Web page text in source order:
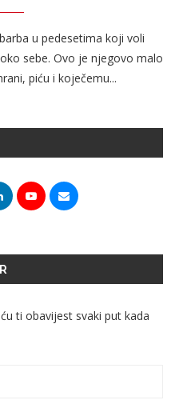
u pedesetima koji voli
sebe. Ovo je njegovo malo
piću i koječemu...
ti obavijest svaki put kada